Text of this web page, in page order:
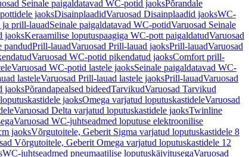
Seinale paigaldatavad WC-potid jaoksPõrandale
jaoksDisainplaadidVaruosad Disainplaadid jaoksWC-
prill-lauadSeinale paigaldatavad WC-potidVaruosad Seinale
jaoksKeraamilise loputuspaagiga WC-pott paigaldatudVaruosad
pandudPrill-lauadVaruosad Prill-lauad jaoksPrill-lauadVaruosad
Varuosad WC-potid pikendatud jaoksComfort prill-
Varuosad WC-potid lastele jaoksSeinale paigaldatavad WC-
lasteleVaruosad Prill-lauad lastele jaoksPrill-lauadVaruosad
jaoksPõrandapealsed bideedTarvikudVaruosad Tarvikud
jaoksOmega varjatud loputuskastideleVaruosad
Varuosad Delta varjatud loputuskastidele jaoksTwinline
Varuosad WC-juhtseadmed loputuse elektroonilise
jaoksVõrgutoitele, Geberit Sigma varjatud loputuskastidele 8
Võrgutoitele, Geberit Omega varjatud loputuskastidele 12
WC-juhtseadmed pneumaatilise loputuskäivitusegaVaruosad